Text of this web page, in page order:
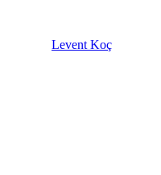
Levent Koç